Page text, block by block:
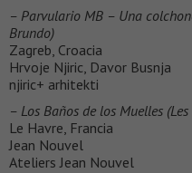
– Parvulario MB – Una
Brundo)
Zagreb, Croacia
Hrvoje Njiric, Davor Busnja
njiric+ arhitekti
– Los Baños de los Muelles
Le Havre, Francia
Jean Nouvel
Ateliers Jean Nouvel